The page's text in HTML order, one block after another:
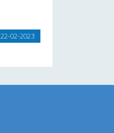
22-02-2023